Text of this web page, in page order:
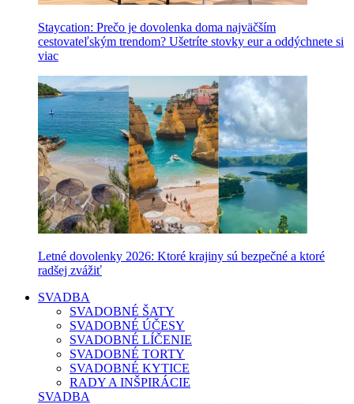
Staycation: Prečo je dovolenka doma najväčším
cestovateľským trendom? Ušetríte stovky eur a oddýchnete si
viac
Letné dovolenky 2026: Ktoré krajiny sú bezpečné a ktoré
radšej zvážiť
SVADBA
SVADOBNÉ ŠATY
SVADOBNÉ ÚČESY
SVADOBNÉ LÍČENIE
SVADOBNÉ TORTY
SVADOBNÉ KYTICE
RADY A INŠPIRÁCIE
SVADBA